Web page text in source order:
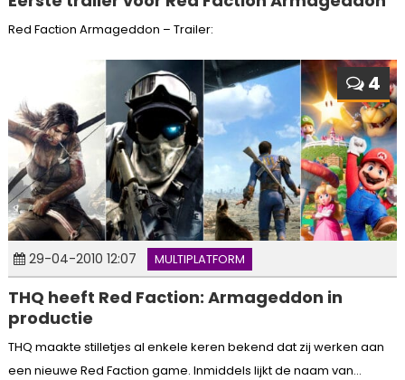
Red Faction Armageddon – Trailer:
4
29-04-2010 12:07 MULTIPLATFORM
THQ heeft Red Faction: Armageddon in
productie
THQ maakte stilletjes al enkele keren bekend dat zij werken aan
een nieuwe Red Faction game. Inmiddels lijkt de naam van...